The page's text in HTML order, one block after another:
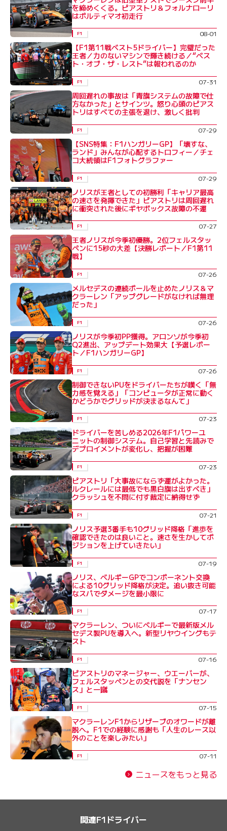
を締めくくる。ピアストリ＆フォルナローリ
はポルティマオ初走行
F1 08-01
【F1第11戦ベスト5ドライバー】完璧だった
王者／力のないマシンで輝き続ける／“ベス
ト・オブ・ザ・レスト”は報われるのか
F1 07-31
周回遅れの事故は「青旗システムの故障で仕
方なかった」とサインツ。怒り心頭のピアス
トリはすべての主張を退け、激しく批判
F1 07-29
【SNS特集：F1ハンガリーGP】「壊すな、
ランド」みんなが心配するトロフィー／チェ
コ大統領はF1フォトグラファー
F1 07-29
ノリスが王者としての初勝利「キャリア最高
の速さを発揮できた」ピアストリは周回遅れ
に衝突された後にギヤボックス故障の不運
F1 07-27
王者ノリスが今季初優勝。2位フェルスタッ
ペンに15秒の大差【決勝レポート／F1第11
戦】
F1 07-26
メルセデスの連続ポールを止めたノリス＆マ
クラーレン「アップグレードがなければ無理
だった」
F1 07-26
ノリスが今季初PP獲得。アロンソが今季初
Q2進出、アップデート効果大【予選レポー
ト／F1ハンガリーGP】
F1 07-26
制御できないPUをドライバーたちが嘆く「無
力感を覚える」「コンピュータが正常に動く
かどうかでグリッドが決まるなんて」
F1 07-23
ドライバーを苦しめる2026年F1パワーユ
ニットの制御システム。自己学習と先読みで
デプロイメントが変化し、把握が困難
F1 07-23
ピアストリ「大事故にならず運がよかった。
ルクレールには最低でも黒白旗は出すべき」
クラッシュを不問に付す裁定に納得せず
F1 07-21
ノリス予選3番手も10グリッド降格「進歩を
確認できたのは良いこと。速さを生かしてポ
ジションを上げていきたい」
F1 07-19
ノリス、ベルギーGPでコンポーネント交換
による10グリッド降格が決定。追い抜き可能
なスパでダメージを最小限に
F1 07-17
マクラーレン、ついにベルギーで最新版メル
セデス製PUを導入へ。新型リヤウイングもテ
スト
F1 07-16
ピアストリのマネージャー、ウエーバーが、
フェルスタッペンとの交代説を「ナンセン
ス」と一蹴
F1 07-15
マクラーレンF1からリザーブのオワードが離
脱へ。F1での経験に感謝も「人生のレース以
外のことを楽しみたい」
F1 07-11
ニュースをもっと見る
関連F1ドライバー